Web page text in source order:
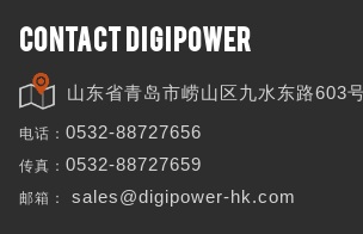
CONTACT DIGIPOWER
山东省青岛市崂山区九水东路603
电话： 0532-88727656
传真： 0532-88727659
邮箱： sales@digipower-hk.com